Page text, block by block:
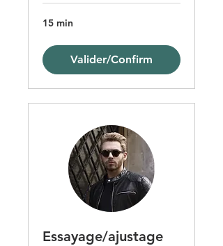
15 min
Valider/Confirm
Essayage/ajustage